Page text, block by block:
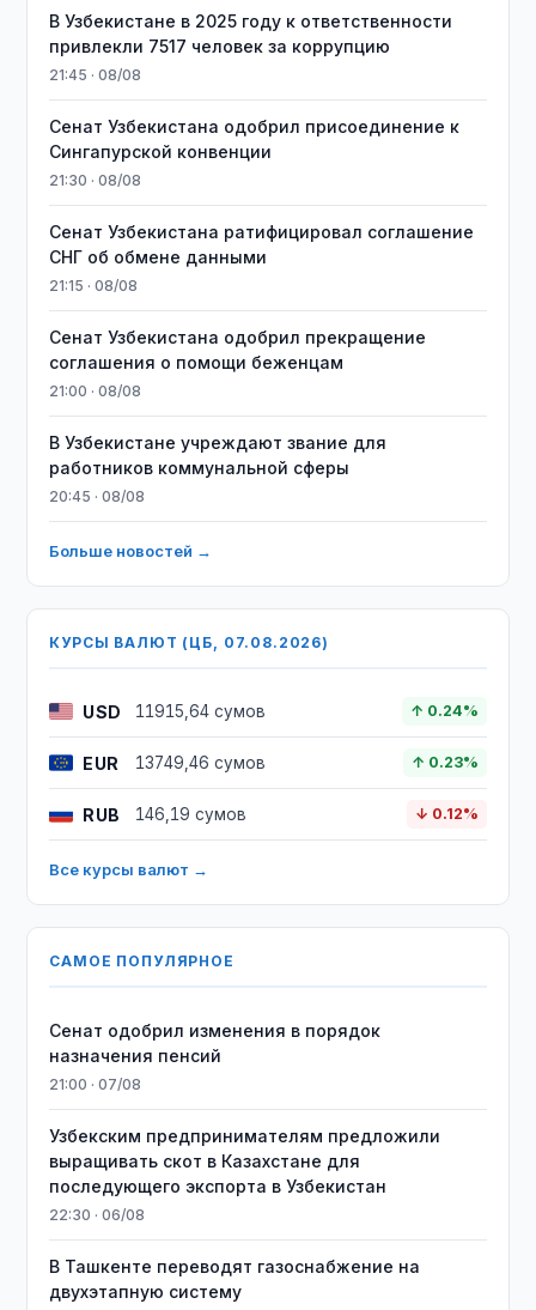
В Узбекистане в 2025 году к ответственности
привлекли 7517 человек за коррупцию
21:45 · 08/08
Сенат Узбекистана одобрил присоединение к
Сингапурской конвенции
21:30 · 08/08
Сенат Узбекистана ратифицировал соглашение
СНГ об обмене данными
21:15 · 08/08
Сенат Узбекистана одобрил прекращение
соглашения о помощи беженцам
21:00 · 08/08
В Узбекистане учреждают звание для
работников коммунальной сферы
20:45 · 08/08
Больше новостей →
КУРСЫ ВАЛЮТ (ЦБ, 07.08.2026)
USD 11915,64 сумов ↑ 0.24%
EUR 13749,46 сумов ↑ 0.23%
RUB 146,19 сумов ↓ 0.12%
Все курсы валют →
САМОЕ ПОПУЛЯРНОЕ
Сенат одобрил изменения в порядок
назначения пенсий
21:00 · 07/08
Узбекским предпринимателям предложили
выращивать скот в Казахстане для
последующего экспорта в Узбекистан
22:30 · 06/08
В Ташкенте переводят газоснабжение на
двухэтапную систему